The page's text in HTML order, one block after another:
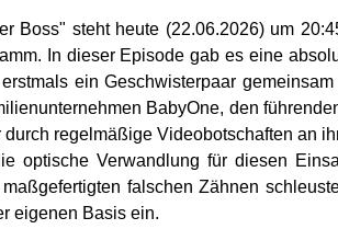
Boss" steht heute (22.06.2026) um
In dieser Episode gab es eine
ein Geschwisterpaar
BabyOne, den
regelmäßige Videobotschaften an
optische Verwandlung für diesen
falschen Zähnen
eigenen Basis ein.